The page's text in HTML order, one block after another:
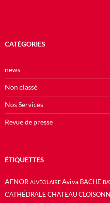
CATÉGORIES
news
Non classé
Nos Services
Revue de presse
ÉTIQUETTES
AFNOR ALVÉOLAIRE Aviva BACHE
CATHÉDRALE CHATEAU